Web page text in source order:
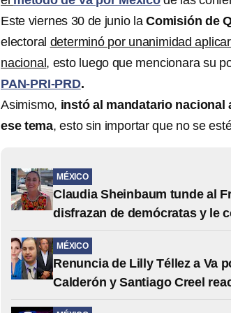
Este viernes 30 de junio la Comisión de
electoral determinó por unanimidad
nacional , esto luego que mencionara su
PAN-PRI-PRD.
Asimismo, instó al mandatario nacional
ese tema, esto sin importar que no se
MÉXICO
Claudia Sheinbaum tunde al
disfrazan de demócratas y le
MÉXICO
Renuncia de Lilly Téllez a Va
Calderón y Santiago Creel